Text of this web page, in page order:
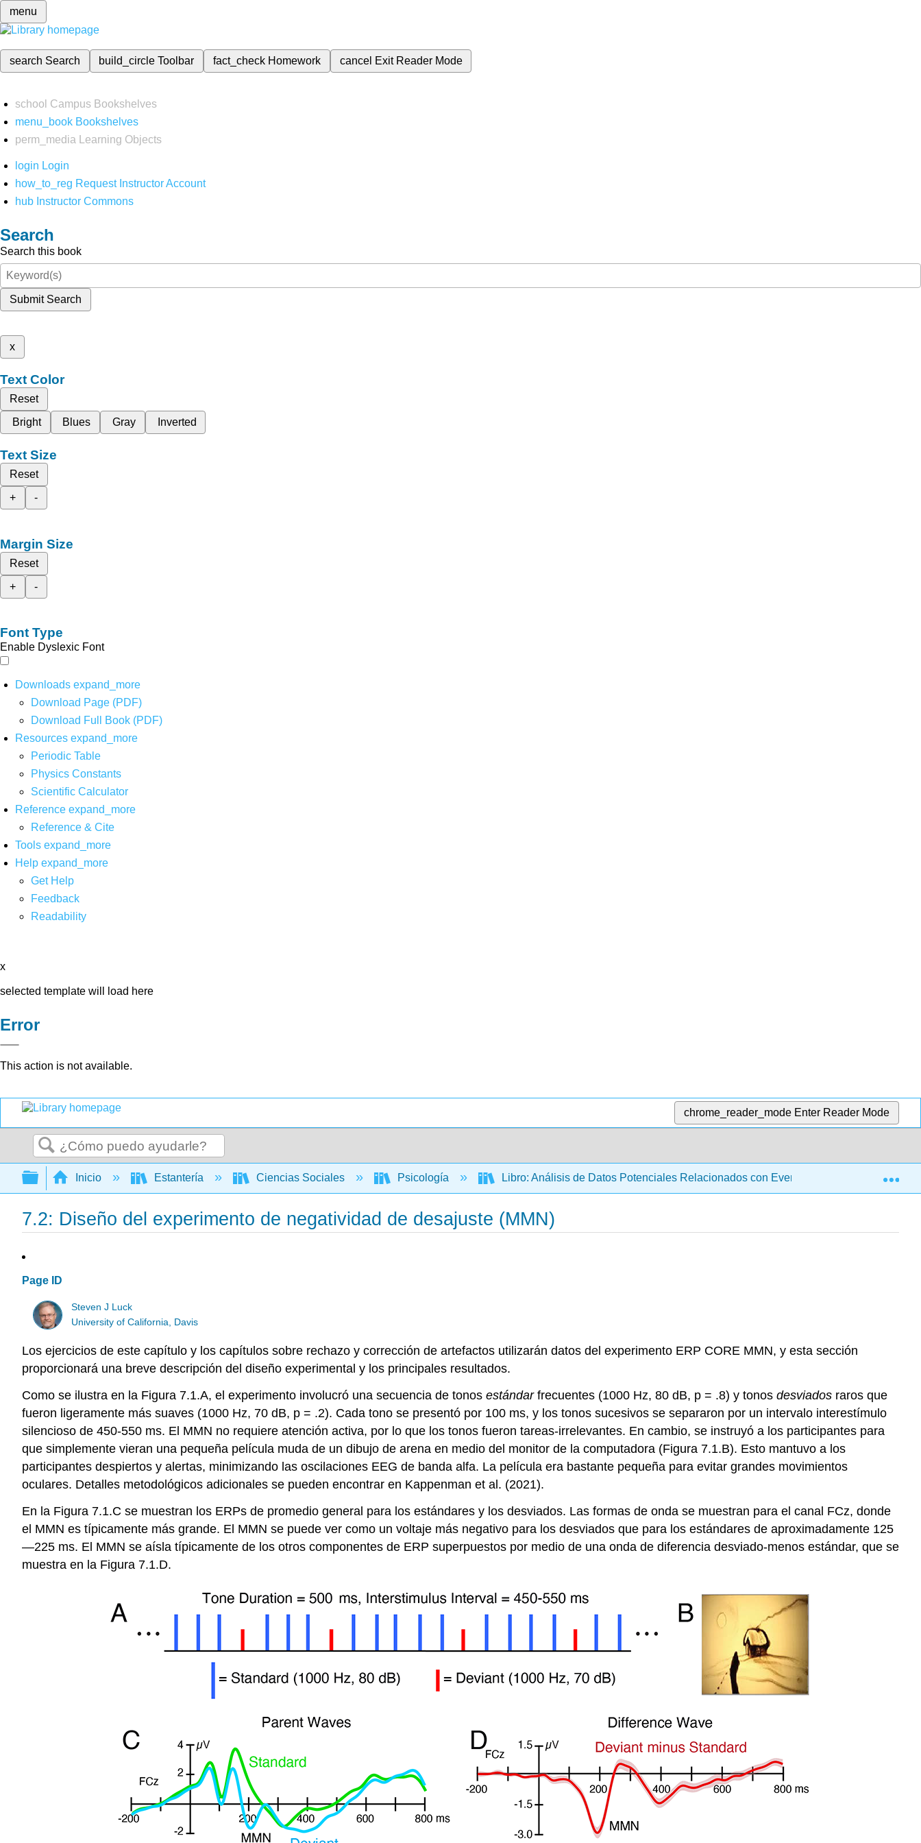
menu
search Search build_circleToolbar fact_check Homework cancel Exit Reader Mode
school Campus Bookshelves
menu_book Bookshelves
perm_media
Learning Objects
login Login
how_to_reg Request Instructor Account
hub Instructor Commons
Search
Search this book
Submit Search
x
Text Color
Reset
Bright
Blues Gray Inverted
Text Size
Reset
+
-
Margin Size
Reset
+
-
Font Type
Enable Dyslexic Font
Downloads expand_more
Download Page (PDF)
Download Full Book (PDF)
Resources expand_more
Periodic Table
Physics Constants
Scientific Calculator
Reference expand_more
Reference & Cite
Tools expand_more
Help expand_more
Get Help
Feedback
Readability
x
selected template will load here
Error
This action is not available.
chrome_reader_mode Enter Reader Mode
Buscar
Expandir/contraer jerarquía global
Inicio Estantería Ciencias Sociales Psicología Libro: Análisis de Datos Potenciales Relacionados con Eventos Aplicados (Suerte)
7.2: Diseño del experimento de negatividad de desajuste (MMN)
Page ID
Steven J Luck
University of California, Davis
Los ejercicios de este capítulo y los capítulos sobre rechazo y corrección de artefactos utilizarán datos del experimento ERP CORE MMN, y esta sección
proporcionará una breve descripción del diseño experimental y los principales resultados.
Como se ilustra en la Figura 7.1.A, el experimento involucró una secuencia de tonos estándarfrecuentes (1000 Hz, 80 dB, p = .8) y tonos desviados raros que
fueron ligeramente más suaves (1000 Hz, 70 dB, p = .2). Cada tono se presentó por 100 ms, y los tonos sucesivos se separaron por un intervalo interestímulo
silencioso de 450-550 ms. El MMN no requiere atención activa, por lo que los tonos fueron tareas-irrelevantes. En cambio, se instruyó a los participantes para
que simplemente vieran una pequeña película muda de un dibujo de arena en medio del monitor de la computadora (Figura 7.1.B). Esto mantuvo a los
participantes despiertos y alertas, minimizando las oscilaciones EEG de banda alfa. La película era bastante pequeña para evitar grandes movimientos
oculares. Detalles metodológicos adicionales se pueden encontrar en Kappenman et al. (2021).
En la Figura 7.1.C se muestran los ERPs de promedio general para los estándares y los desviados. Las formas de onda se muestran para el canal FCz, donde
el MMN es típicamente más grande. El MMN se puede ver como un voltaje más negativo para los desviados que para los estándares de aproximadamente 125
—225 ms. El MMN se aísla típicamente de los otros componentes de ERP superpuestos por medio de una onda de diferencia desviado-menos estándar, que se
muestra en la Figura 7.1.D.